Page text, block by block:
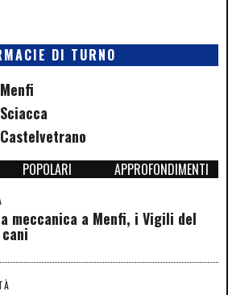
DI TURNO
POPOLARI APPROFONDIMENTI
meccanica a Menfi, i Vigili del